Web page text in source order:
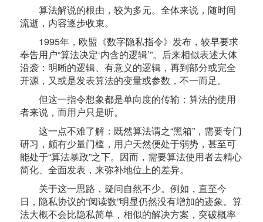
算法解说的根由，较为多元。全体来说，随时间
流逝，内容逐步收束。
1995年，欧盟《数字隐私指令》发布，较早要求
奉告用户“算法决定‘内含的逻辑’”。后来相似表述大体
沿袭：明晰的逻辑、有意义的逻辑，再到部分或完全
开源，又或是发表算法的变量或参数，不一而足。
但这一指令想象都是单向度的传输：算法的使用
者来说，而用户只是听。
这一点不难了解：既然算法谓之“黑箱”，需要专门
研习，颇有少量门槛，用户天然便处于弱势，甚至可
能处于“算法暴政”之下。因而，需要算法使用者去精心
简化、全面发表，来弥补地位上的差异。
关于这一思路，疑问自然不少。例如，直至今
日，隐私协议的“阅读数”明显仍然没有增加的迹象。算
法大概不会比隐私简单，相似的解决方案，突破概率